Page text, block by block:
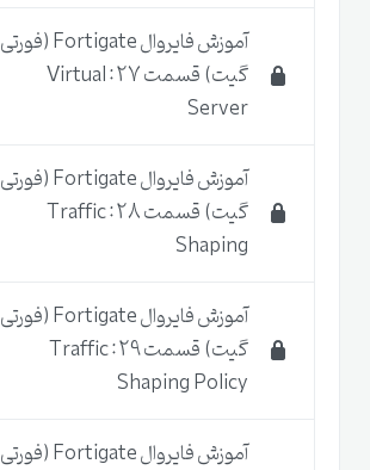
آموزش فایروال Fortigate (فورتی
گیت) قسمت 27 : Virtual
Server
آموزش فایروال Fortigate (فورتی
گیت) قسمت 28 : Traffic
Shaping
آموزش فایروال Fortigate (فورتی
گیت) قسمت 29 : Traffic
Shaping Policy
آموزش فایروال Fortigate (فورتی